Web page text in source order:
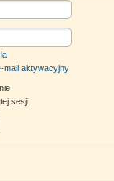
mail aktywacyjny
sesji